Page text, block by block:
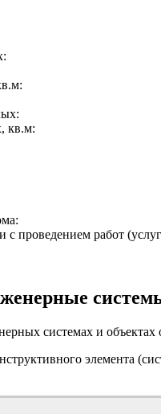
кв.м:
с проведением работ
системах и
элемента